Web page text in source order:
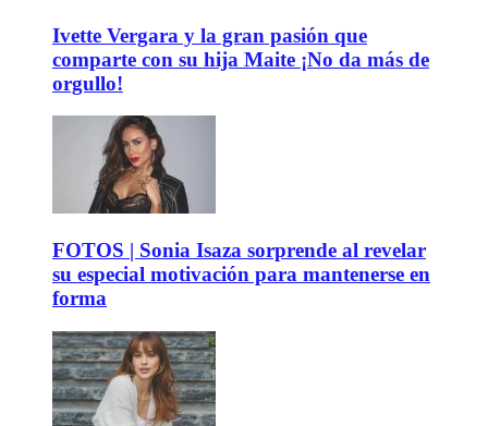
Ivette Vergara y la gran pasión que
comparte con su hija Maite ¡No da más de
orgullo!
FOTOS | Sonia Isaza sorprende al revelar
su especial motivación para mantenerse en
forma